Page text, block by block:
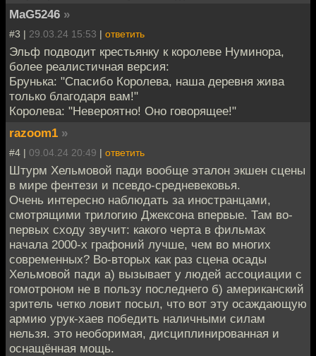
MaG5246 »
#3 | 29.03.24 15:53 | ответить
Эльф подводит крестьянку к королеве Нуминора,
более реалистичная версия:
Брунька: "Спасибо Королева, наша деревня жива
только благодаря вам!"
Королева: "Невероятно! Оно говорящее!"
razoom1 »
#4 | 09.04.24 20:49 | ответить
Штурм Хельмовой пади вообще эталон экшен сцены
в мире фентези и псевдо-средневековья.
Очень интересно наблюдать за иностранцами,
смотрящими трилогию Джексона впервые. Там во-
первых сходу звучит: какого черта в фильмах
начала 2000-х графоний лучше, чем во многих
современных? Во-вторых как раз сцена осады
Хельмовой пади а) вызывает у людей ассоциации с
гомотроном не в пользу последнего б) американский
зритель четко ловит посыл, что вот эту осаждающую
армию урук-хаев победить наличными силам
нельзя. это необоримая, дисциплинированная и
оснащённая мощь.